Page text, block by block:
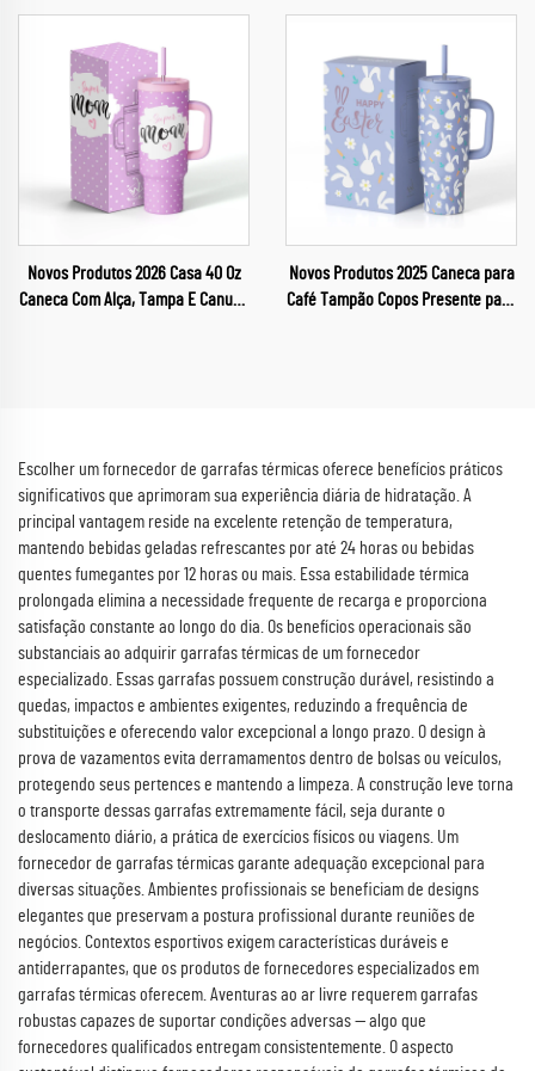
Viagem Garrafa de Água
Personalizada
Novos Produtos 2026 Casa 40 Oz
Caneca Com Alça, Tampa E Canudo
Novos Produtos 2025 Caneca para
Café Tampão Copos Presente para
Escolher um fornecedor de garrafas térmicas oferece benefícios práticos
significativos que aprimoram sua experiência diária de hidratação. A
principal vantagem reside na excelente retenção de temperatura,
mantendo bebidas geladas refrescantes por até 24 horas ou bebidas
quentes fumegantes por 12 horas ou mais. Essa estabilidade térmica
prolongada elimina a necessidade frequente de recarga e proporciona
satisfação constante ao longo do dia. Os benefícios operacionais são
substanciais ao adquirir garrafas térmicas de um fornecedor
especializado. Essas garrafas possuem construção durável, resistindo a
quedas, impactos e ambientes exigentes, reduzindo a frequência de
substituições e oferecendo valor excepcional a longo prazo. O design à
prova de vazamentos evita derramamentos dentro de bolsas ou veículos,
protegendo seus pertences e mantendo a limpeza. A construção leve torna
o transporte dessas garrafas extremamente fácil, seja durante o
deslocamento diário, a prática de exercícios físicos ou viagens. Um
fornecedor de garrafas térmicas garante adequação excepcional para
diversas situações. Ambientes profissionais se beneficiam de designs
elegantes que preservam a postura profissional durante reuniões de
negócios. Contextos esportivos exigem características duráveis e
antiderrapantes, que os produtos de fornecedores especializados em
garrafas térmicas oferecem. Aventuras ao ar livre requerem garrafas
robustas capazes de suportar condições adversas — algo que
fornecedores qualificados entregam consistentemente. O aspecto